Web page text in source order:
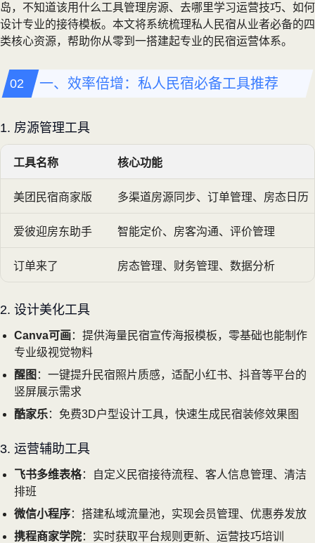
岛，不知道该用什么工具管理房源、去哪里学习运营技巧、如何
设计专业的接待模板。本文将系统梳理私人民宿从业者必备的四
类核心资源，帮助你从零到一搭建起专业的民宿运营体系。
一、效率倍增：私人民宿必备工具推荐
1. 房源管理工具
工具名称 核心功能
美团民宿商家版 多渠道房源同步、订单管理、房态日历
爱彼迎房东助手 智能定价、房客沟通、评价管理
订单来了 房态管理、财务管理、数据分析
2. 设计美化工具
Canva可画：提供海量民宿宣传海报模板，零基础也能制作
专业级视觉物料
醒图 ：一键提升民宿照片质感，适配小红书、抖音等平台的
竖屏展示需求
酷家乐：免费3D户型设计工具，快速生成民宿装修效果图
3. 运营辅助工具
飞书多维表格：自定义民宿接待流程、客人信息管理、清洁
排班
微信小程序：搭建私域流量池，实现会员管理、优惠券发放
携程商家学院：实时获取平台规则更新、运营技巧培训